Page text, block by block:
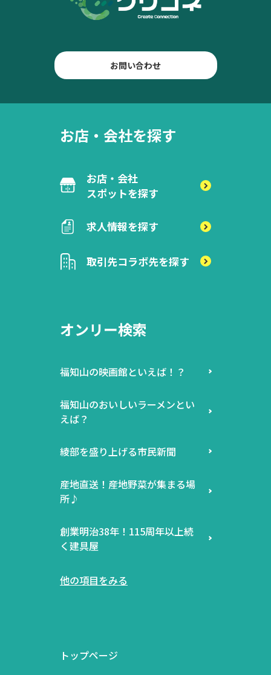
お問い合わせ
お店・会社を探す
お店・会社
スポットを探す
求人情報を探す
取引先コラボ先を探す
オンリー検索
福知山の映画館といえば！？
福知山のおいしいラーメンとい
えば？
綾部を盛り上げる市民新聞
産地直送！産地野菜が集まる場
所♪
創業明治38年！115周年以上続
く建具屋
他の項目をみる
トップページ